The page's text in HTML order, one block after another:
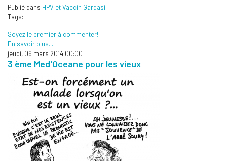
Publié dans HPV et Vaccin Gardasil
Tags:
Soyez le premier à commenter!
En savoir plus...
jeudi, 06 mars 2014 00:00
3 ème Med'Oceane pour les vieux